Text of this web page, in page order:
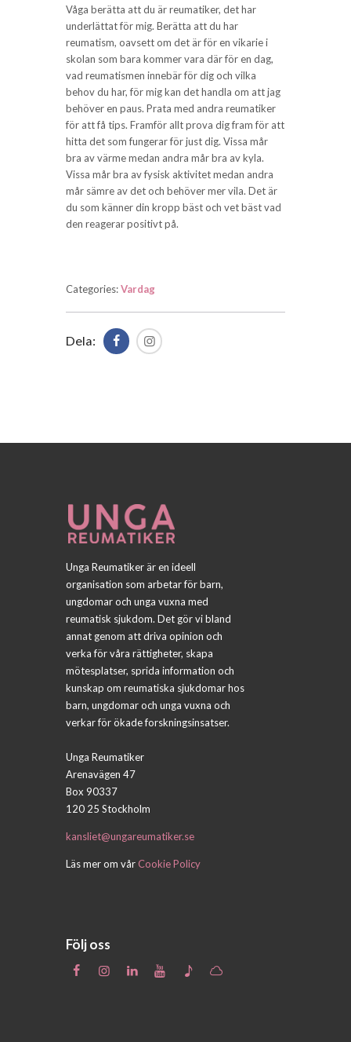
Våga berätta att du är reumatiker, det har
underlättat för mig. Berätta att du har
reumatism, oavsett om det är för en vikarie i
skolan som bara kommer vara där för en dag,
vad reumatismen innebär för dig och vilka
behov du har, för mig kan det handla om att jag
behöver en paus. Prata med andra reumatiker
för att få tips. Framför allt prova dig fram för att
hitta det som fungerar för just dig. Vissa mår
bra av värme medan andra mår bra av kyla.
Vissa mår bra av fysisk aktivitet medan andra
mår sämre av det och behöver mer vila. Det är
du som känner din kropp bäst och vet bäst vad
den reagerar positivt på.
Categories:Vardag
Dela:
Unga Reumatiker är en ideell
organisation som arbetar för barn,
ungdomar och unga vuxna med
reumatisk sjukdom. Det gör vi bland
annat genom att driva opinion och
verka för våra rättigheter, skapa
mötesplatser, sprida information och
kunskap om reumatiska sjukdomar hos
barn, ungdomar och unga vuxna och
verkar för ökade forskningsinsatser.
Unga Reumatiker
Arenavägen 47
Box 90337
120 25 Stockholm
kansliet@ungareumatiker.se
Läs mer om vårCookie Policy
Följ oss